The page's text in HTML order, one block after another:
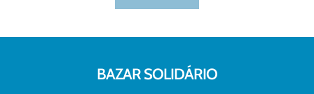
BAZAR SOLIDÁRIO